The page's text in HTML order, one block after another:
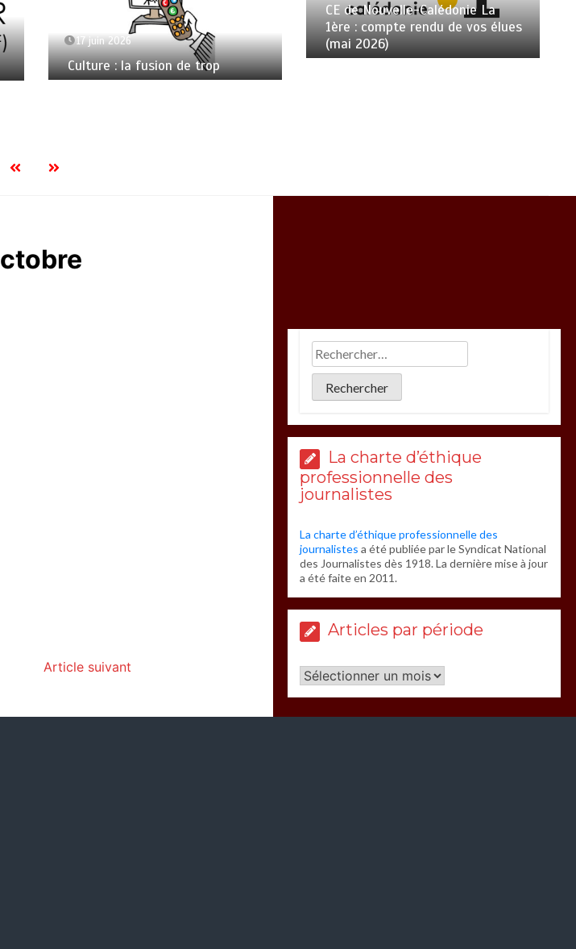
17 juin 2026
Culture : la fusion de trop
CE de Nouvelle-Calédonie La
1ère : compte rendu de vos élues
(mai 2026)
Article suivant
La charte d’éthique
professionnelle des
journalistes
La charte d’éthique professionnelle des
journalistes a été publiée par le Syndicat National
des Journalistes dès 1918. La dernière mise à jour
a été faite en 2011.
Articles par période
Articles
par
période